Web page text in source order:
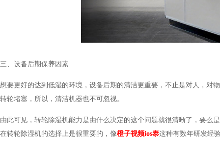
三、设备后期保养因素
想要更好的达到低湿的环境，设备后期的清洁更重要，不止是对人
转轮堵塞，所以，清洁机器也不可忽视。
由此可见，转轮除湿机能力是由什么决定的这个问题就很清晰了，要么是
在转轮除湿机的选择上是很重要的，像橙子视频ios泰这种有数年研发经验